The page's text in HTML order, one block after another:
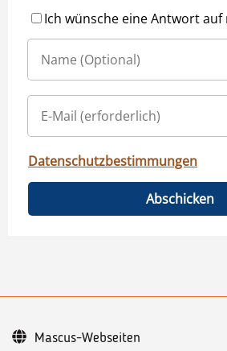
Ich wünsche eine Antwort auf
Datenschutzbestimmungen
Abschicken
Mascus-Webseiten